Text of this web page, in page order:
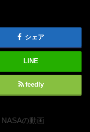
シェア
LINE
feedly
の動画